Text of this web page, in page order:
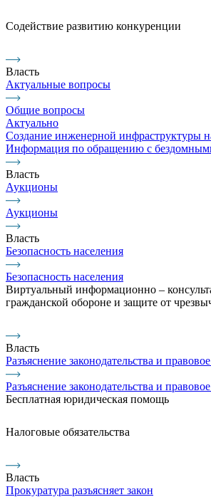
Содействие развитию конкуренции
Власть
Актуальные вопросы
Общие вопросы
Актуально
Создание инженерной инфраструктуры
Информация по обращению с
Власть
Аукционы
Аукционы
Власть
Безопасность населения
Безопасность населения
Виртуальный информационно –
гражданской обороне и защите от
Власть
Разъяснение законодательства и
Разъяснение законодательства и
Бесплатная юридическая помощь
Налоговые обязательства
Власть
Прокуратура разъясняет закон